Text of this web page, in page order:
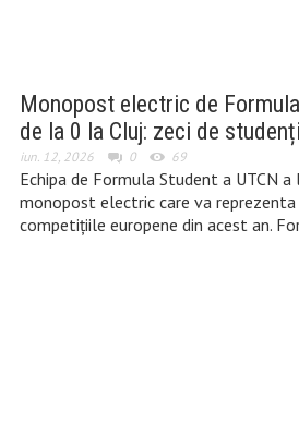
Monopost electric de
de la 0 la Cluj: zeci de
iun. 12, 2026 0 69
Echipa de Formula Student a UTCN
monopost electric care va
competițiile europene din acest an.